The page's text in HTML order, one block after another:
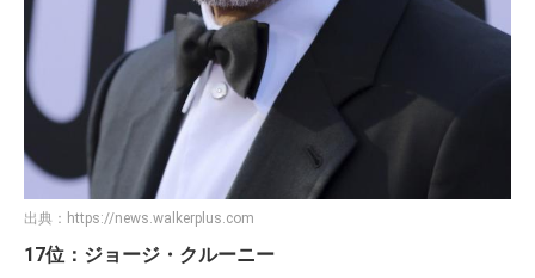
出典： https://news.walkerplus.com
17位：ジョージ・クルーニー